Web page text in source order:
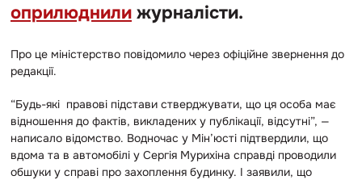
оприлюднили журналісти.
Про це міністерство повідомило через офіційне звернення до
редакції.
“Будь-які правові підстави стверджувати, що ця особа має
відношення до фактів, викладених у публікації, відсутні”, —
написало відомство. Водночас у Мін’юсті підтвердили, що
вдома та в автомобілі у Сергія Мурихіна справді проводили
обшуки у справі про захоплення будинку. І заявили, що